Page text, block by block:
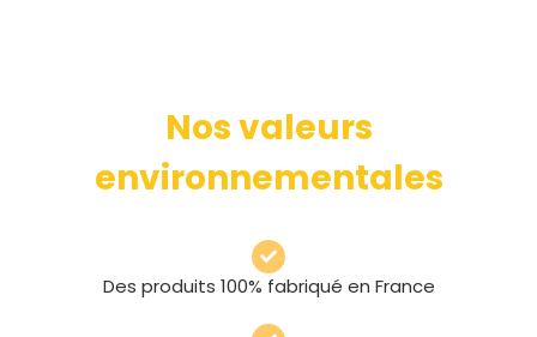
Nos valeurs
environnementales
Des produits 100% fabriqué en France